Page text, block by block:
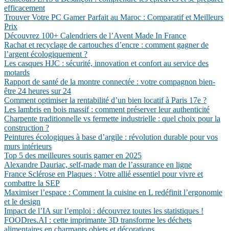
efficacement
Trouver Votre PC Gamer Parfait au Maroc : Comparatif et Meilleurs
Prix
Découvrez 100+ Calendriers de l’Avent Made In France
Rachat et recyclage de cartouches d’encre : comment gagner de
l’argent écologiquement ?
Les casques HJC : sécurité, innovation et confort au service des
motards
Rapport de santé de la montre connectée : votre compagnon bien-
être 24 heures sur 24
Comment optimiser la rentabilité d’un bien locatif à Paris 17e ?
Les lambris en bois massif : comment préserver leur authenticité
Charpente traditionnelle vs fermette industrielle : quel choix pour la
construction ?
Peintures écologiques à base d’argile : révolution durable pour vos
murs intérieurs
Top 5 des meilleures souris gamer en 2025
Alexandre Dauriac, self-made man de l’assurance en ligne
France Sclérose en Plaques : Votre allié essentiel pour vivre et
combattre la SEP
Maximiser l’espace : Comment la cuisine en L redéfinit l’ergonomie
et le design
Impact de l’IA sur l’emploi : découvrez toutes les statistiques !
FOODres.AI : cette imprimante 3D transforme les déchets
alimentaires en charmants objets et décorations